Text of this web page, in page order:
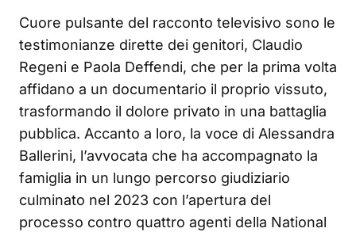
Cuore pulsante del racconto televisivo sono le
testimonianze dirette dei genitori, Claudio
Regeni e Paola Deffendi, che per la prima volta
affidano a un documentario il proprio vissuto,
trasformando il dolore privato in una battaglia
pubblica. Accanto a loro, la voce di Alessandra
Ballerini, l’avvocata che ha accompagnato la
famiglia in un lungo percorso giudiziario
culminato nel 2023 con l’apertura del
processo contro quattro agenti della National